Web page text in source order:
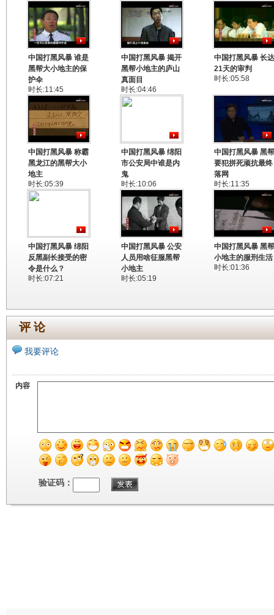
中国打黑风暴 谁是
黑帮大小地主的保
护伞
时长:11:45
中国打黑风暴 揭开
黑帮小地主的庐山
真面目
时长:04:46
中国打黑风暴 长达
21天的审判
时长:05:58
中国打黑风暴 称霸
黑龙江的黑帮大小
地主
时长:05:39
中国打黑风暴 绵阳
市公安局中谁是内
鬼
时长:10:06
中国打黑风暴 黑帮
要犯拼死顽抗最终
落网
时长:11:35
中国打黑风暴 绵阳
反黑副长接受的密
令是什么？
时长:07:21
中国打黑风暴 公安
人员用啥征服黑帮
小地主
时长:05:19
中国打黑风暴 黑帮
小地主的服刑生活
时长:01:36
评 论
我要评论
内容
验证码：